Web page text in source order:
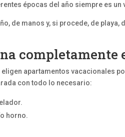
épocas del año siempre es un
de manos y, si procede, de
completamente
apartamentos vacacionales
con todo lo necesario:
horno.